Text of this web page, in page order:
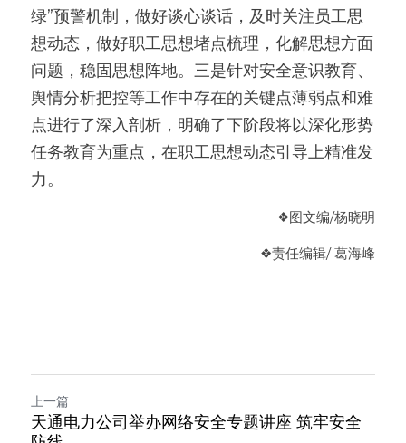
绿”预警机制，做好谈心谈话，及时关注员工思
想动态，做好职工思想堵点梳理，化解思想方面
问题，稳固思想阵地。三是针对安全意识教育、
舆情分析把控等工作中存在的关键点薄弱点和难
点进行了深入剖析，明确了下阶段将以深化形势
任务教育为重点，在职工思想动态引导上精准发
力。
❖图文编/杨晓明
❖责任编辑/ 葛海峰
上一篇
天通电力公司举办网络安全专题讲座 筑牢安全